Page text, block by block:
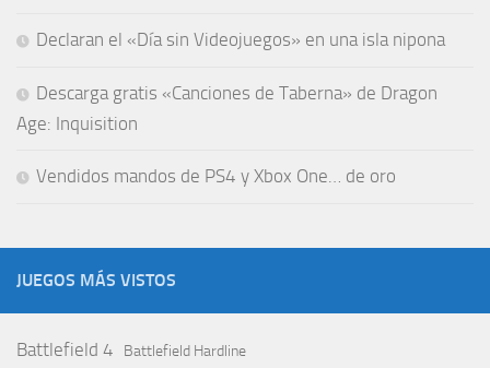
Declaran el «Día sin Videojuegos» en una isla nipona
Descarga gratis «Canciones de Taberna» de Dragon
Age: Inquisition
Vendidos mandos de PS4 y Xbox One… de oro
JUEGOS MÁS VISTOS
Battlefield 4 Battlefield Hardline